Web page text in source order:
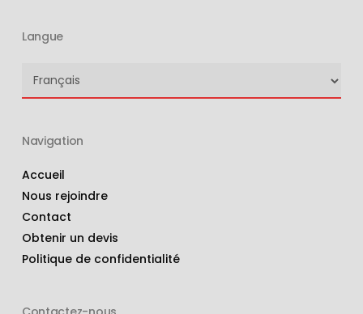
Langue
Langue
Navigation
Accueil
Nous rejoindre
Contact
Obtenir un devis
Politique de confidentialité